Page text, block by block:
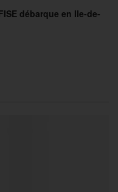
débarque en Ile-de-